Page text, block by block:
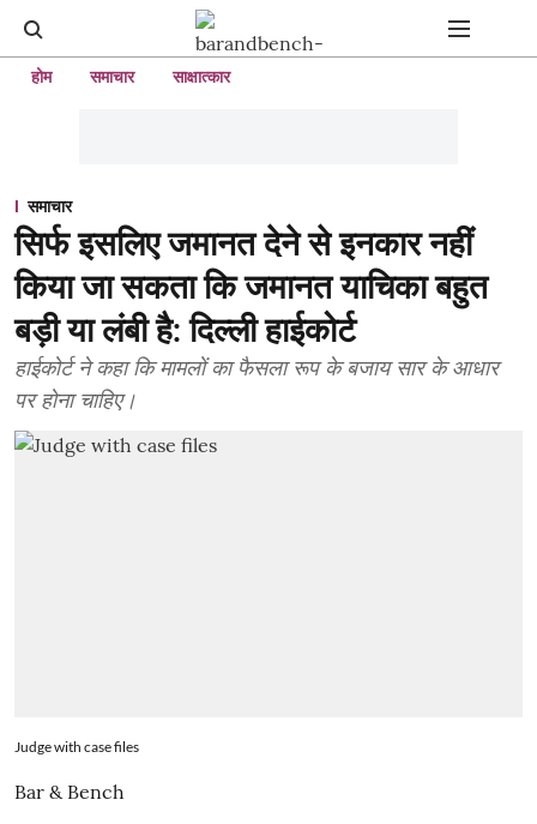
होम समाचार साक्षात्कार
समाचार
सिर्फ इसलिए जमानत देने से इनकार नहीं
किया जा सकता कि जमानत याचिका बहुत
बड़ी या लंबी है: दिल्ली हाईकोर्ट
हाईकोर्ट ने कहा कि मामलों का फैसला रूप के बजाय सार के आधार
पर होना चाहिए।
Judge with case files
Bar & Bench